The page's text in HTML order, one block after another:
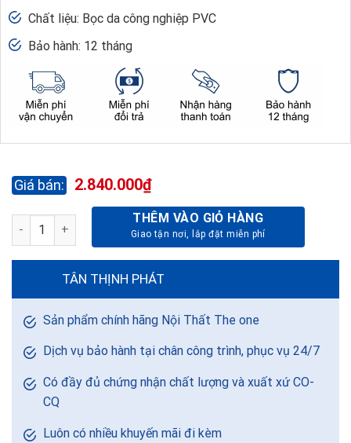
Chất liệu: Bọc da công nghiệp PVC
Bảo hành: 12 tháng
2.840.000₫
GHẾ LÃNH ĐẠO SG904-DA PVC số lượng
THÊM VÀO GIỎ HÀNG
TÂN THỊNH PHÁT
Sản phẩm chính hãng Nội Thất The one
Dịch vụ bảo hành tại chân công trình, phục vụ 24/7
Có đầy đủ chứng nhận chất lượng và xuất xứ CO-
CQ
Luôn có nhiều khuyến mãi đi kèm